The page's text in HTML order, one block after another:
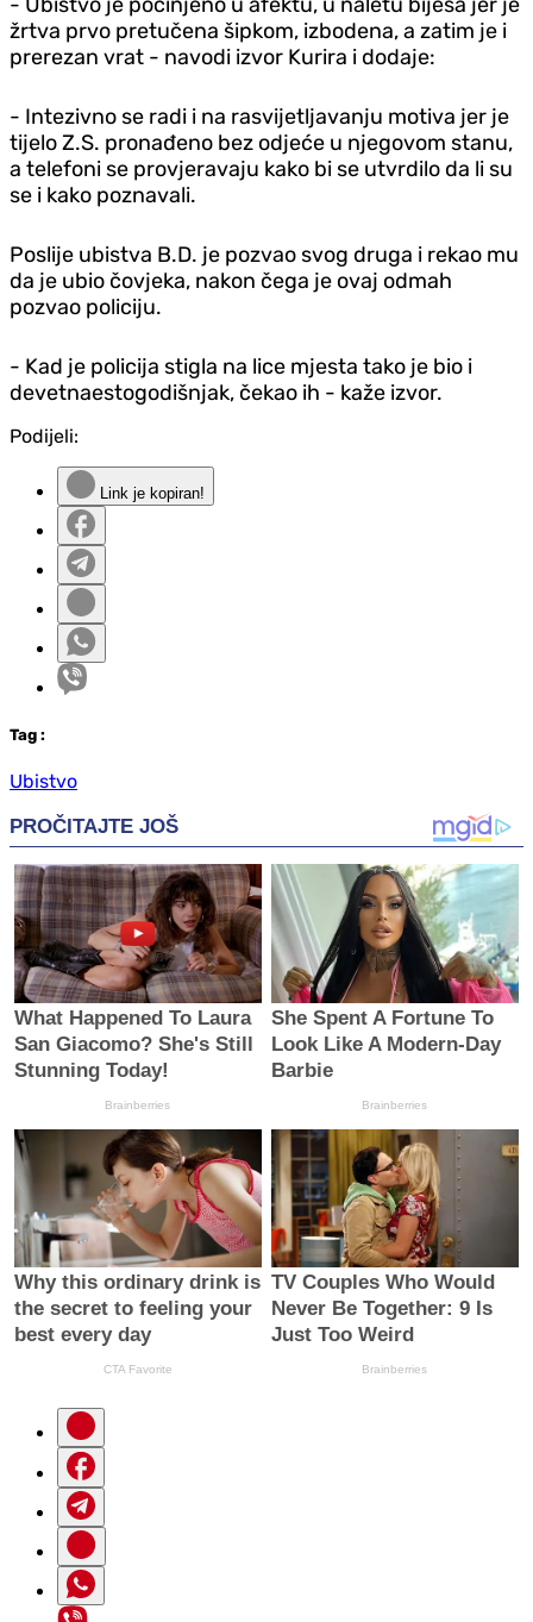
žrtva prvo pretučena šipkom, izbodena, a zatim je i
prerezan vrat - navodi izvor Kurira i dodaje:
- Intezivno se radi i na rasvijetljavanju motiva jer je
tijelo Z.S. pronađeno bez odjeće u njegovom stanu,
a telefoni se provjeravaju kako bi se utvrdilo da li su
se i kako poznavali.
Poslije ubistva B.D. je pozvao svog druga i rekao mu
da je ubio čovjeka, nakon čega je ovaj odmah
pozvao policiju.
- Kad je policija stigla na lice mjesta tako je bio i
devetnaestogodišnjak, čekao ih - kaže izvor.
Podijeli:
Link je kopiran!
Tag :
Ubistvo